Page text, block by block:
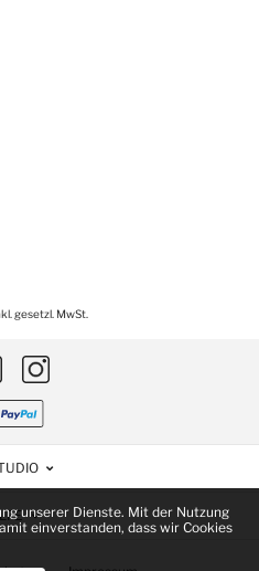
unserer Dienste. Mit der Nutzung
einverstanden, dass wir Cookies
gesetzl. MwSt.